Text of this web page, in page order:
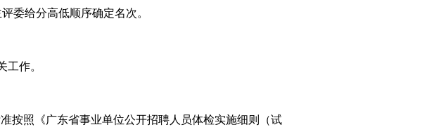
委给分高低顺序确定名次。
作。
按照《广东省事业单位公开招聘人员体检实施细则（试